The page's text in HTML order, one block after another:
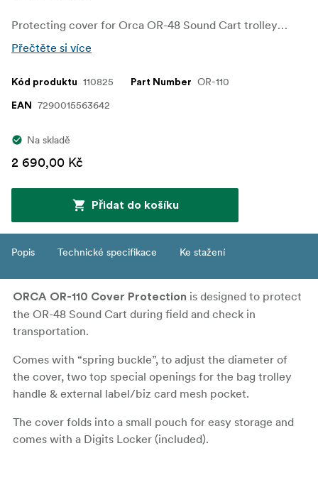
Protecting cover for Orca OR-48 Sound Cart trolley bag
Přečtěte si více
Kód produktu 110825 Part Number OR-110
EAN 7290015563642
Na skladě
2 690,00 Kč
Přidat do košíku
Popis Technické specifikace Ke stažení
ORCA OR-110 Cover Protection is designed to protect
the OR-48 Sound Cart during field and check in
transportation.
Comes with “spring buckle”, to adjust the diameter of
the cover, two top special openings for the bag trolley
handle & external label/biz card mesh pocket.
The cover folds into a small pouch for easy storage and
comes with a Digits Locker (included).